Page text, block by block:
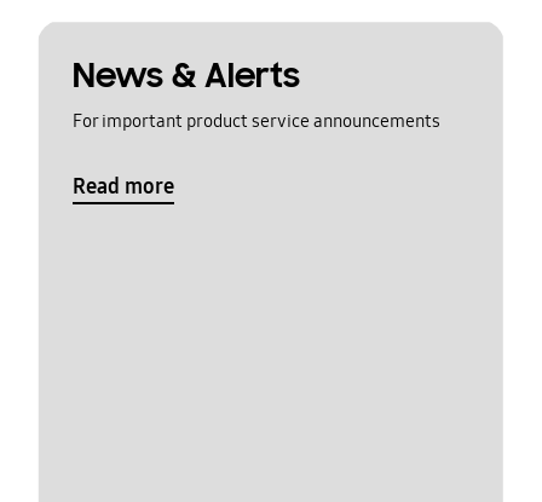
News & Alerts
For important product service announcements
Read more